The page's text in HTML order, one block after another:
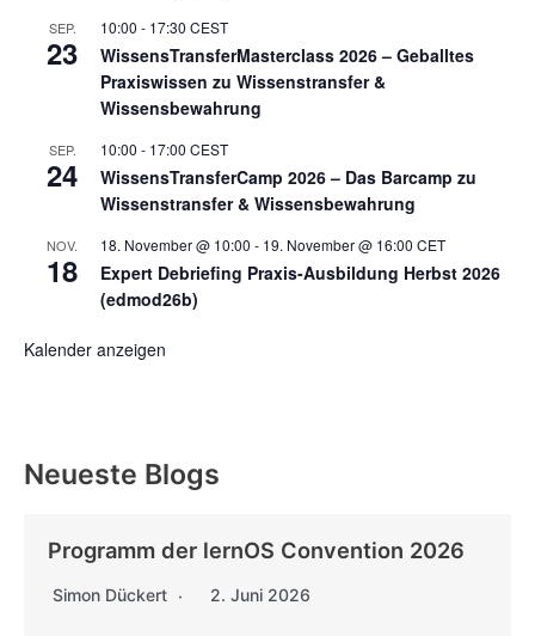
SEP.
23
10:00 - 17:30 CEST
WissensTransferMasterclass 2026 – Geballtes
Praxiswissen zu Wissenstransfer &
Wissensbewahrung
SEP.
24
10:00 - 17:00 CEST
WissensTransferCamp 2026 – Das Barcamp zu
Wissenstransfer & Wissensbewahrung
NOV.
18
18. November @ 10:00 - 19. November @ 16:00 CET
Expert Debriefing Praxis-Ausbildung Herbst 2026
(edmod26b)
Kalender anzeigen
Neueste Blogs
Programm der lernOS Convention 2026
Simon Dückert 2. Juni 2026